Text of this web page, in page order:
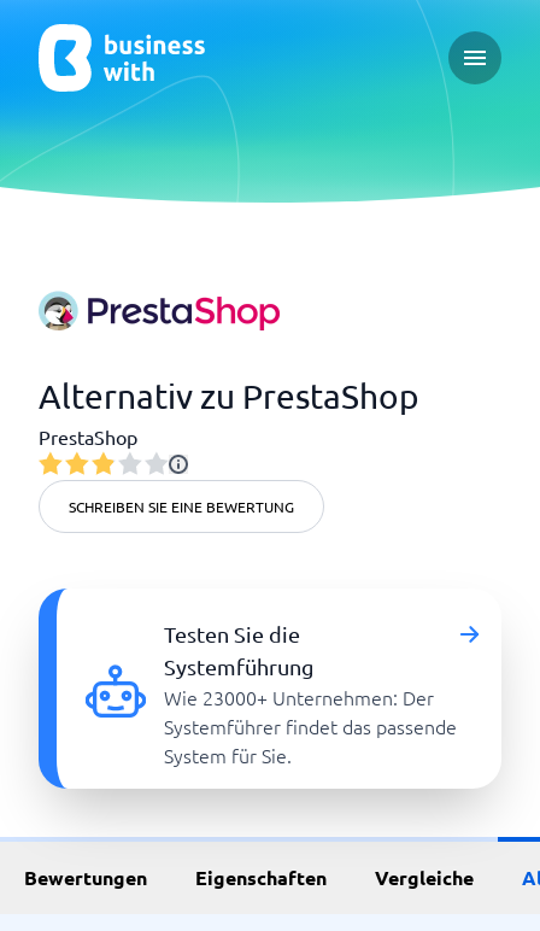
Open
Alternativ zu PrestaShop
PrestaShop
SCHREIBEN SIE EINE BEWERTUNG
Testen Sie die
Systemführung
Wie 23000+ Unternehmen: Der
Systemführer findet das passende
System für Sie.
Bewertungen Eigenschaften Vergleiche